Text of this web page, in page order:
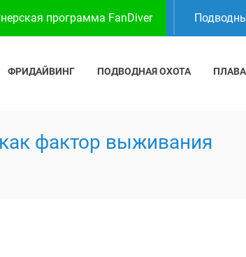
программа FanDiver
ФРИДАЙВИНГ ПОДВОДНАЯ ОХОТА
фактор выживания